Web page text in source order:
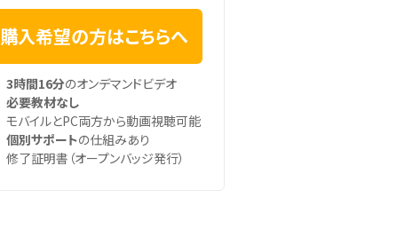
購入希望の方はこちらへ
3時間16分のオンデマンドビデオ
必要教材なし
モバイルとPC両方から動画視聴可能
個別サポートの仕組みあり
修了証明書（オープンバッジ発行）